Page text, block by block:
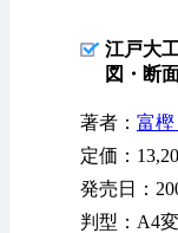
江戸大
図・断
著者： 富樫
定価：
発売日：
判型：A4